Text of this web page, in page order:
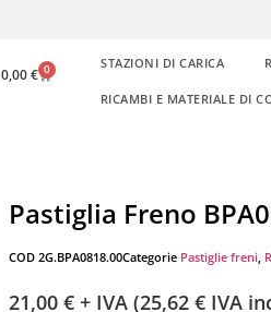
0,00€ 0 STAZIONI DI CARICA
RICAMBI E MATERIALE DI
Pastiglia Freno
COD 2G.BPA0818.00Categorie Pastiglie freni,
21,00 € + IVA (25,62 € IVA